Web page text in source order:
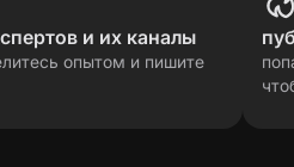
и их каналы
опытом и пишите